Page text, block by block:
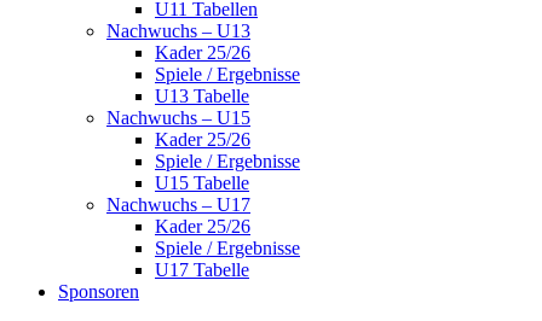
U11 Tabellen
Nachwuchs – U13
Kader 25/26
Spiele / Ergebnisse
U13 Tabelle
Nachwuchs – U15
Kader 25/26
Spiele / Ergebnisse
U15 Tabelle
Nachwuchs – U17
Kader 25/26
Spiele / Ergebnisse
U17 Tabelle
Sponsoren